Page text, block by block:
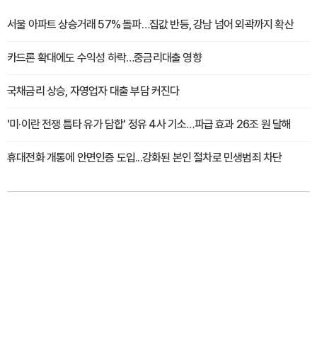
서울 아파트 상승거래 57% 돌파…집값 반등, 강남 넘어 외곽까지 확산
카드론 확대에도 수익성 하락…중금리대출 영향
국채금리 상승, 자영업자 대출 부담 커진다
'미·이란 전쟁 틈타 유가 담합' 정유 4사 기소…파급 효과 26조 원 달해
휴대전화 개통에 안면인증 도입...강화된 본인 절차로 민생범죄 차단